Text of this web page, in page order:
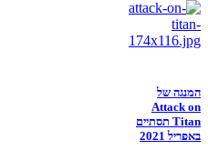
המנגה של
Attack on
Titan תסתיים
באפריל 2021